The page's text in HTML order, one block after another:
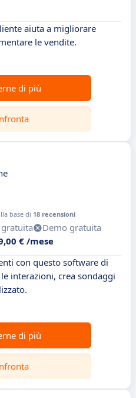
aiuta a migliorare
le vendite.
di più
base di 18 recensioni
Demo gratuita
€ /mese
con questo software di
interazioni, crea sondaggi
di più